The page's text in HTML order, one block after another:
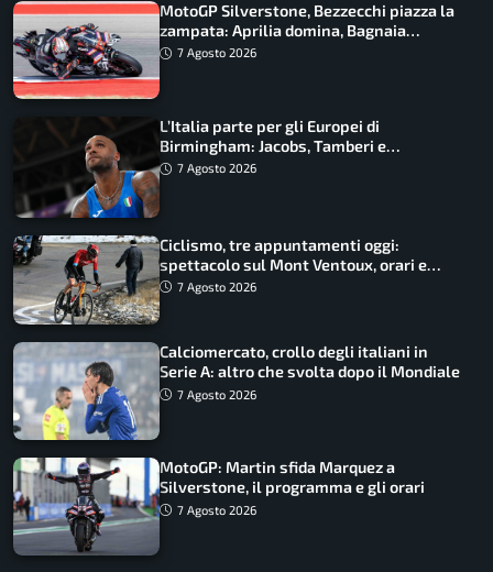
MotoGP Silverstone, Bezzecchi piazza la
zampata: Aprilia domina, Bagnaia
costretto al Q1
7 Agosto 2026
L’Italia parte per gli Europei di
Birmingham: Jacobs, Tamberi e
Battocletti guidano una spedizione
7 Agosto 2026
Ciclismo, tre appuntamenti oggi:
spettacolo sul Mont Ventoux, orari e
come vederli
7 Agosto 2026
Calciomercato, crollo degli italiani in
Serie A: altro che svolta dopo il Mondiale
7 Agosto 2026
MotoGP: Martin sfida Marquez a
Silverstone, il programma e gli orari
7 Agosto 2026